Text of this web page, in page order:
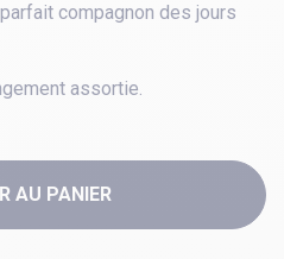
compagnon des jours
assortie.
AU PANIER